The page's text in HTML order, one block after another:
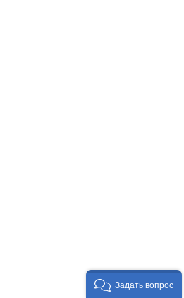
Задать вопрос